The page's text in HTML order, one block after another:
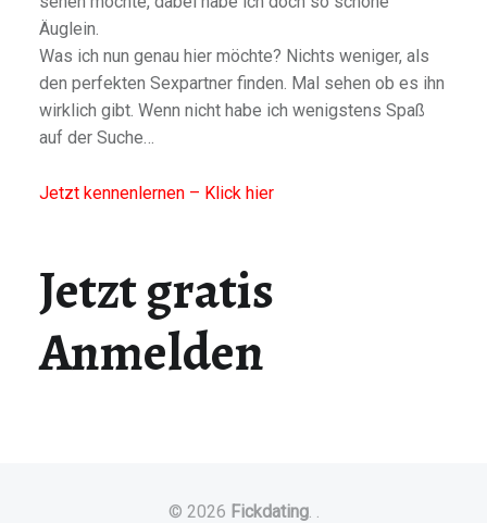
Äuglein.
Was ich nun genau hier möchte? Nichts weniger, als
den perfekten Sexpartner finden. Mal sehen ob es ihn
wirklich gibt. Wenn nicht habe ich wenigstens Spaß
auf der Suche…
Jetzt kennenlernen – Klick hier
Jetzt gratis
Anmelden
© 2026 Fickdating.